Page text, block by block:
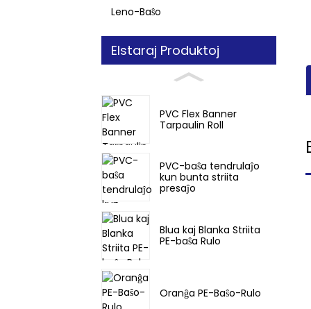
Leno-Baŝo
Elstaraj Produktoj
PVC Flex Banner
Tarpaulin Roll
PVC-baŝa tendrulaĵo
kun bunta striita
presaĵo
Blua kaj Blanka Striita
PE-baŝa Rulo
Oranĝa PE-Baŝo-Rulo